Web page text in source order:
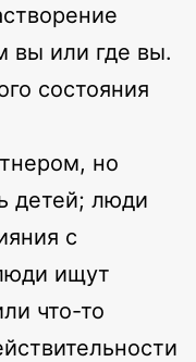
вы или где вы.
состояния
но
детей; люди
с
ищут
что-то